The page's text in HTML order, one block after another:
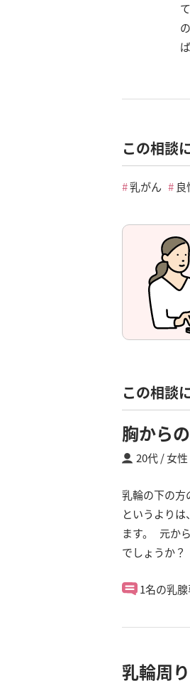
この相談
乳がん
この相談
胸から
20代 / 女性
乳輪の下の方
というより
ます。 元か
でしょうか？
1名の乳
乳輪周